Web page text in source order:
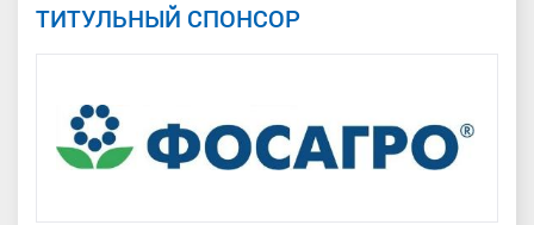
ТИТУЛЬНЫЙ СПОНСОР